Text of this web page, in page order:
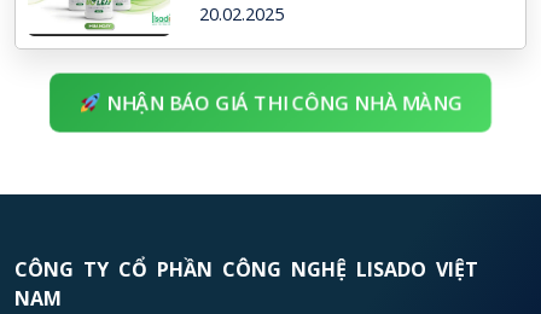
20.02.2025
NHẬN BÁO GIÁ THI CÔNG NHÀ MÀNG
CÔNG TY CỔ PHẦN CÔNG NGHỆ LISADO VIỆT
NAM